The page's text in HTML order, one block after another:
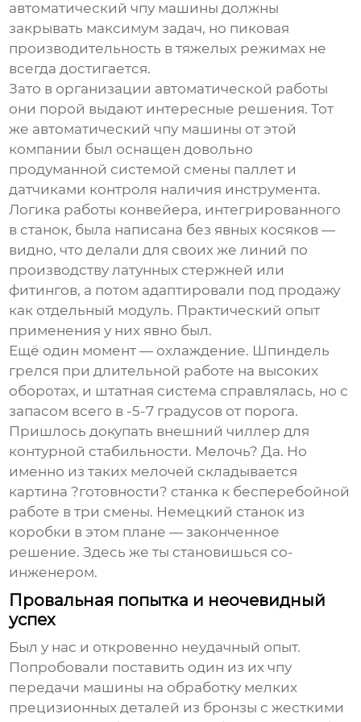
автоматический чпу машины должны
закрывать максимум задач, но пиковая
производительность в тяжелых режимах не
всегда достигается.
Зато в организации автоматической работы
они порой выдают интересные решения. Тот
же автоматический чпу машины от этой
компании был оснащен довольно
продуманной системой смены паллет и
датчиками контроля наличия инструмента.
Логика работы конвейера, интегрированного
в станок, была написана без явных косяков —
видно, что делали для своих же линий по
производству латунных стержней или
фитингов, а потом адаптировали под продажу
как отдельный модуль. Практический опыт
применения у них явно был.
Ещё один момент — охлаждение. Шпиндель
грелся при длительной работе на высоких
оборотах, и штатная система справлялась, но с
запасом всего в -5-7 градусов от порога.
Пришлось докупать внешний чиллер для
контурной стабильности. Мелочь? Да. Но
именно из таких мелочей складывается
картина ?готовности? станка к бесперебойной
работе в три смены. Немецкий станок из
коробки в этом плане — законченное
решение. Здесь же ты становишься со-
инженером.
Провальная попытка и неочевидный
успех
Был у нас и откровенно неудачный опыт.
Попробовали поставить один из ихчпу
передачи машины на обработку мелких
прецизионных деталей из бронзы с жесткими